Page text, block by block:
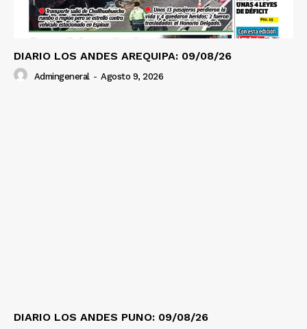
DIARIO LOS ANDES AREQUIPA: 09/08/26
Admingeneral - Agosto 9, 2026
DIARIO LOS ANDES PUNO: 09/08/26